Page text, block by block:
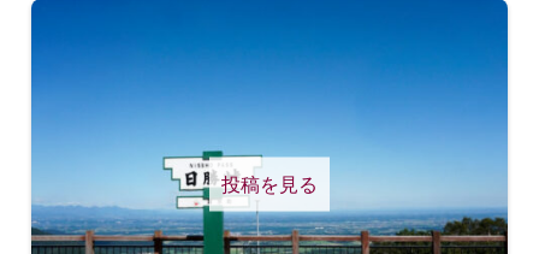
投稿を見る